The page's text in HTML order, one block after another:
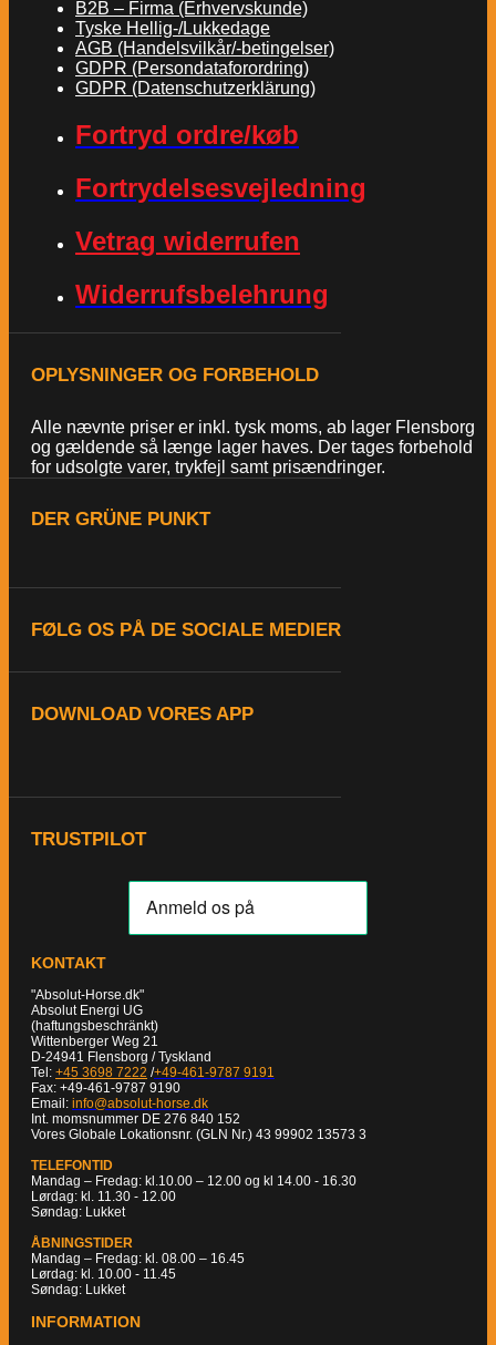
B2B – Firma (Erhvervskunde)
Tyske Hellig-/Lukkedage
AGB (Handelsvilkår/-betingelser)
GDPR (Persondataforordring)
GDPR (Datenschutzerklärung)
Fortryd ordre/køb
Fortrydelsesvejledning
Vetrag widerrufen
Widerrufsbelehrung
OPLYSNINGER OG FORBEHOLD
Alle nævnte priser er inkl. tysk moms, ab lager Flensborg
og gældende så længe lager haves. Der tages forbehold
for udsolgte varer, trykfejl samt prisændringer.
DER GRÜNE PUNKT
FØLG OS PÅ DE SOCIALE MEDIER
DOWNLOAD VORES APP
TRUSTPILOT
KONTAKT
"Absolut-Horse.dk"
Absolut Energi UG
(haftungsbeschränkt)
Wittenberger Weg 21
D-24941 Flensborg / Tyskland
Tel: +45 3698 7222 /+49-461-9787 9191
Fax: +49-461-9787 9190
Email: info@absolut-horse.dk
Int. momsnummer DE 276 840 152
Vores Globale Lokationsnr. (GLN Nr.) 43 99902 13573 3
TELEFONTID
Mandag – Fredag: kl.10.00 – 12.00 og kl 14.00 - 16.30
Lørdag: kl. 11.30 - 12.00
Søndag: Lukket
ÅBNINGSTIDER
Mandag – Fredag: kl. 08.00 – 16.45
Lørdag: kl. 10.00 - 11.45
Søndag: Lukket
INFORMATION